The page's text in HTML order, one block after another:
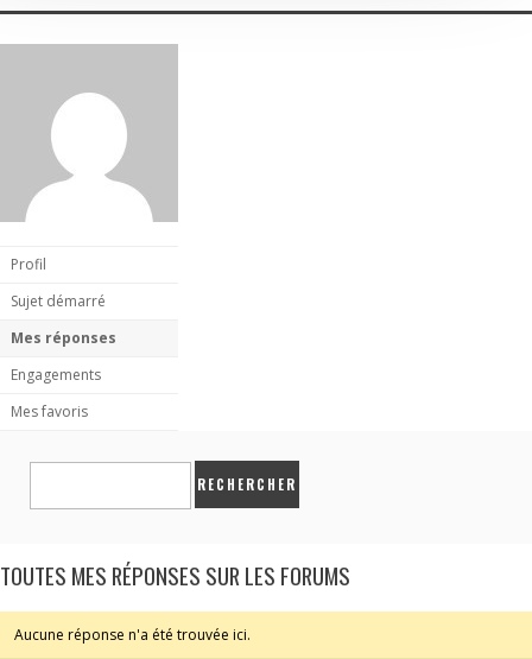
Profil
Sujet démarré
Mes réponses
Engagements
Mes favoris
TOUTES MES RÉPONSES SUR LES FORUMS
Aucune réponse n'a été trouvée ici.